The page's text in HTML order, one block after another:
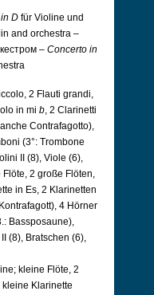
D für Violine und
and orchestra –
– Concerto in
2 Flauti grandi,
in mi b, 2 Clarinetti
Contrafagotto),
(3°: Trombone
II (8), Viole (6),
2 große Flöten,
in Es, 2 Klarinetten
4 Hörner
Bassposaune),
(8), Bratschen (6),
kleine Flöte, 2
Klarinette